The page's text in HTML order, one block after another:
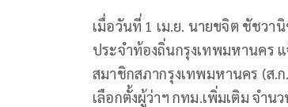
เมื่อวันที่ 1 เม.ย. นายขจิต ชัชวา
ประจำท้องถิ่นกรุงเทพมหานคร
สมาชิกสภากรุงเทพมหานคร (ส.
เลือกตั้งผู้ว่าฯ กทม.เพิ่มเติม จำ